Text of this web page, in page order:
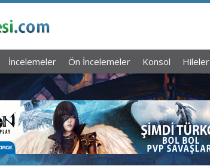
İncelemeler Ön İncelemeler Konsol Hileler